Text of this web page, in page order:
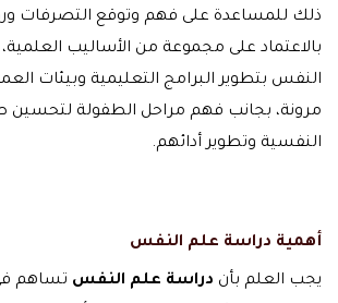
ذلك للمساعدة على فهم وتوقع التصرفات
بالاعتماد على مجموعة من الأساليب
النفس بتطوير البرامج التعليمية وبيئات
مرونة، بجانب فهم مراحل الطفولة لتحسين
النفسية وتطوير أدائهم.
أهمية دراسة علم النفس
يجب العلم بأن دراسة علم النفس تساهم